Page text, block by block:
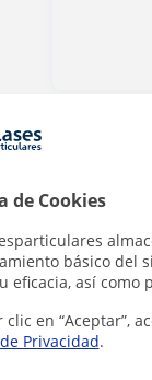
de Cookies
básico del
eficacia, así como
clic en “Aceptar”,
Privacidad.